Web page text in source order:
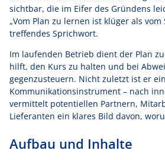
sichtbar, die im Eifer des Gründens
„Vom Plan zu lernen ist klüger als
treffendes Sprichwort.
Im laufenden Betrieb dient der Plan
hilft, den Kurs zu halten und bei
gegenzusteuern. Nicht zuletzt ist er
Kommunikationsinstrument – nach
vermittelt potentiellen Partnern,
Lieferanten ein klares Bild davon,
Aufbau und Inhalte